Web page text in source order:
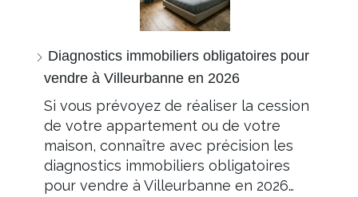
Diagnostics immobiliers obligatoires pour
vendre à Villeurbanne en 2026
Si vous prévoyez de réaliser la cession
de votre appartement ou de votre
maison, connaître avec précision les
diagnostics immobiliers obligatoires
pour vendre à Villeurbanne en 2026…